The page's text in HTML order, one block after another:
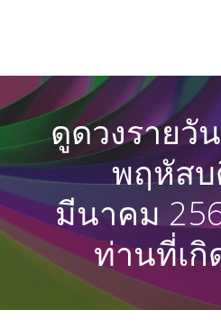
ดูดวงรายวั
พฤหัส
มีนาคม
ท่านที่เ